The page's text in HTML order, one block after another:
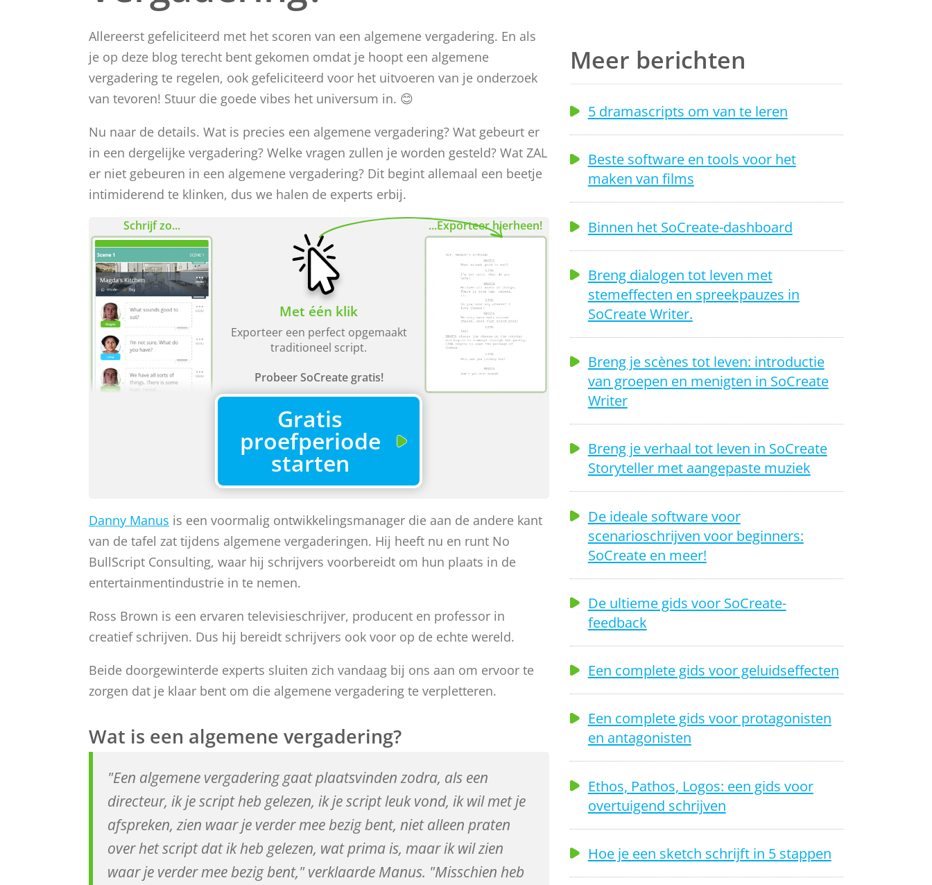
Allereerst gefeliciteerd met het scoren van een algemene vergadering. En als
je op deze blog terecht bent gekomen omdat je hoopt een algemene
vergadering te regelen, ook gefeliciteerd voor het uitvoeren van je onderzoek
van tevoren! Stuur die goede vibes het universum in. 😊
Nu naar de details. Wat is precies een algemene vergadering? Wat gebeurt er
in een dergelijke vergadering? Welke vragen zullen je worden gesteld? Wat ZAL
er niet gebeuren in een algemene vergadering? Dit begint allemaal een beetje
intimiderend te klinken, dus we halen de experts erbij.
Met één klik
Exporteer een perfect opgemaakt
traditioneel script.
Probeer SoCreate gratis!
Gratis
proefperiode
starten
Schrijf zo... ...Exporteer hierheen!
Danny Manus is een voormalig ontwikkelingsmanager die aan de andere kant
van de tafel zat tijdens algemene vergaderingen. Hij heeft nu en runt No
BullScript Consulting, waar hij schrijvers voorbereidt om hun plaats in de
entertainmentindustrie in te nemen.
Ross Brown is een ervaren televisieschrijver, producent en professor in
creatief schrijven. Dus hij bereidt schrijvers ook voor op de echte wereld.
Beide doorgewinterde experts sluiten zich vandaag bij ons aan om ervoor te
zorgen dat je klaar bent om die algemene vergadering te verpletteren.
Wat is een algemene vergadering?
"Een algemene vergadering gaat plaatsvinden zodra, als een
directeur, ik je script heb gelezen, ik je script leuk vond, ik wil met je
afspreken, zien waar je verder mee bezig bent, niet alleen praten
over het script dat ik heb gelezen, wat prima is, maar ik wil zien
waar je verder mee bezig bent," verklaarde Manus. "Misschien heb
Meer berichten
5 dramascripts om van te leren
Beste software en tools voor het
maken van films
Binnen het SoCreate-dashboard
Breng dialogen tot leven met
stemeffecten en spreekpauzes in
SoCreate Writer.
Breng je scènes tot leven: introductie
van groepen en menigten in SoCreate
Writer
Breng je verhaal tot leven in SoCreate
Storyteller met aangepaste muziek
De ideale software voor
scenarioschrijven voor beginners:
SoCreate en meer!
De ultieme gids voor SoCreate-
feedback
Een complete gids voor geluidseffecten
Een complete gids voor protagonisten
en antagonisten
Ethos, Pathos, Logos: een gids voor
overtuigend schrijven
Hoe je een sketch schrijft in 5 stappen